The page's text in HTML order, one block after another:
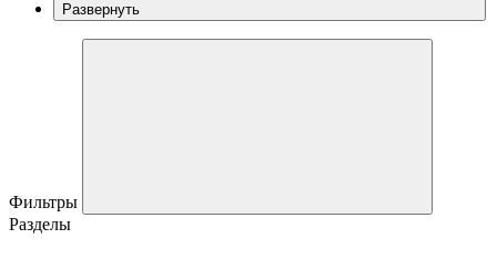
Развернуть
Фильтры
Разделы